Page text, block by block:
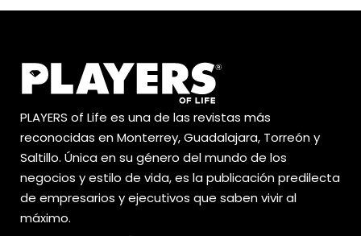
PLAYERS of Life es una de las revistas más
reconocidas en Monterrey, Guadalajara, Torreón y
Saltillo. Única en su género del mundo de los
negocios y estilo de vida, es la publicación predilecta
de empresarios y ejecutivos que saben vivir al
máximo.